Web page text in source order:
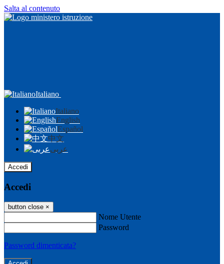
Salta al contenuto
Italiano
Italiano
English
Español
中文
عربى
Accedi
Accedi
button close ×
Nome Utente
Password
Password dimenticata?